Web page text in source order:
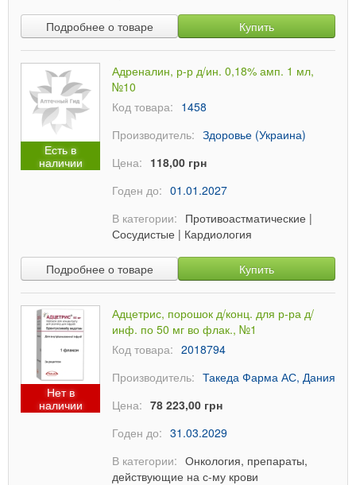
Подробнее о товаре Купить
Есть в
наличии
Адреналин, р-р д/ин. 0,18% амп. 1 мл,
№10
Код товара: 1458
Производитель: Здоровье (Украина)
Цена: 118,00 грн
Годен до: 01.01.2027
В категории: Противоастматические |
Сосудистые | Кардиология
Подробнее о товаре Купить
Нет в
наличии
Адцетрис, порошок д/конц. для р-ра д/
инф. по 50 мг во флак., №1
Код товара: 2018794
Производитель: Такеда Фарма АС, Дания
Цена: 78 223,00 грн
Годен до: 31.03.2029
В категории: Онкология, препараты,
действующие на с-му крови